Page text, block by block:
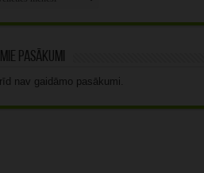
pasākumi
nav gaidāmo pasākumi.